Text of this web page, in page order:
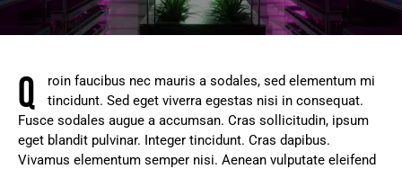
Q
roin faucibus nec mauris a sodales, sed elementum mi
tincidunt. Sed eget viverra egestas nisi in consequat.
Fusce sodales augue a accumsan. Cras sollicitudin, ipsum
eget blandit pulvinar. Integer tincidunt. Cras dapibus.
Vivamus elementum semper nisi. Aenean vulputate eleifend